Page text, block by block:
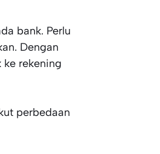
bank. Perlu
Dengan
rekening
perbedaan